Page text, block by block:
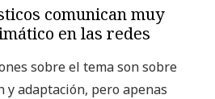
comunican muy
en las redes
sobre el tema son sobre
y adaptación, pero apenas